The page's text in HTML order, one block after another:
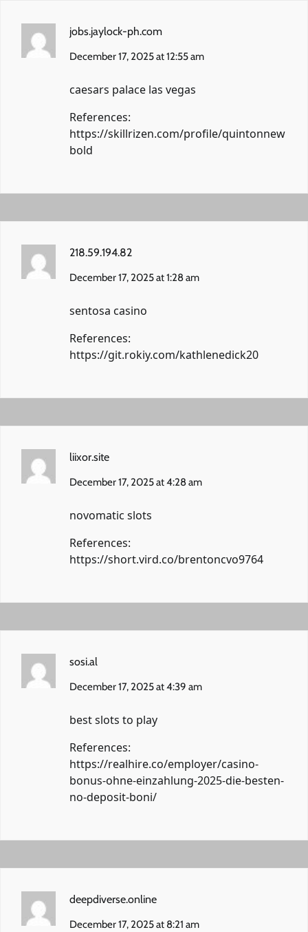
jobs.jaylock-ph.com
December 17, 2025 at 12:55 am
caesars palace las vegas
References:
https://skillrizen.com/profile/quintonnew
bold
218.59.194.82
December 17, 2025 at 1:28 am
sentosa casino
References:
https://git.rokiy.com/kathlenedick20
liixor.site
December 17, 2025 at 4:28 am
novomatic slots
References:
https://short.vird.co/brentoncvo9764
sosi.al
December 17, 2025 at 4:39 am
best slots to play
References:
https://realhire.co/employer/casino-
bonus-ohne-einzahlung-2025-die-besten-
no-deposit-boni/
deepdiverse.online
December 17, 2025 at 8:21 am